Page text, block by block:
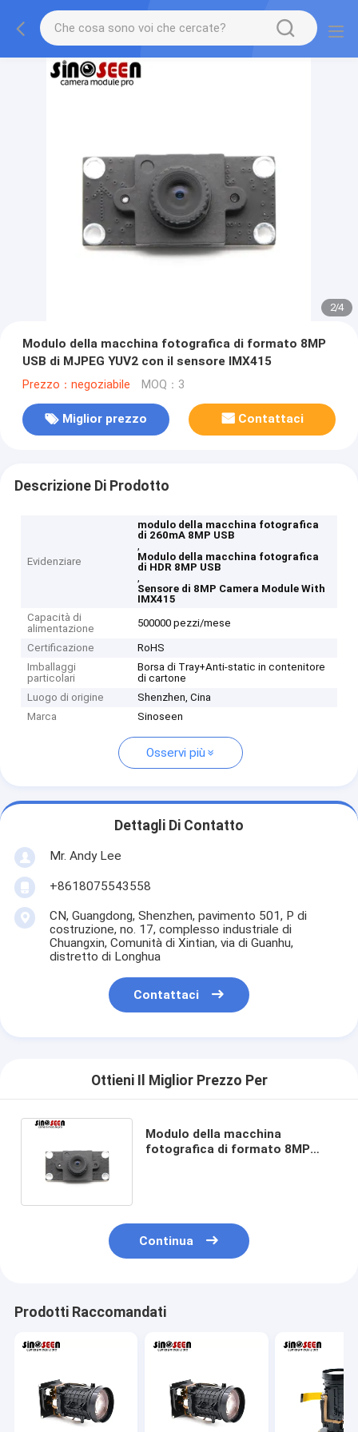
2/4
Modulo della macchina fotografica di formato 8MP
USB di MJPEG YUV2 con il sensore IMX415
Prezzo：negoziabile MOQ：3
Miglior prezzo Contattaci
Descrizione Di Prodotto
Evidenziare
modulo della macchina fotografica
di 260mA 8MP USB
,
Modulo della macchina fotografica
di HDR 8MP USB
,
Sensore di 8MP Camera Module With
IMX415
Capacità di
alimentazione
500000 pezzi/mese
Certificazione
RoHS
Imballaggi
particolari
Borsa di Tray+Anti-static in contenitore
di cartone
Luogo di origine
Shenzhen, Cina
Marca
Sinoseen
Osservi più
Dettagli Di Contatto
Mr. Andy Lee
+8618075543558
CN, Guangdong, Shenzhen, pavimento 501, P di
costruzione, no. 17, complesso industriale di
Chuangxin, Comunità di Xintian, via di Guanhu,
distretto di Longhua
Contattaci
Ottieni Il Miglior Prezzo Per
Modulo della macchina
fotografica di formato 8MP
Continua
Prodotti Raccomandati